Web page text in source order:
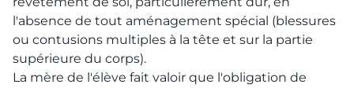
l'absence de tout aménagement spécial (blessures
ou contusions multiples à la tête et sur la partie
supérieure du corps).
La mère de l'élève fait valoir que l'obligation de